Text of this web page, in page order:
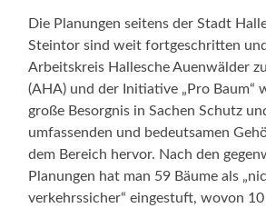
Die Planungen seitens der Stadt
Steintor sind weit fortgeschritten
Arbeitskreis Hallesche Auenwälder
(AHA) und der Initiative „Pro Baum“
große Besorgnis in Sachen Schutz
umfassenden und bedeutsamen
dem Bereich hervor. Nach den
Planungen hat man 59 Bäume als
verkehrssicher“ eingestuft, wovon